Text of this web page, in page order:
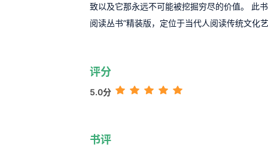
致以及它那永远不可能被挖掘穷尽的价值。 此
阅读丛书”精装版，定位于当代人阅读传统文化
评分
5.0分
书评